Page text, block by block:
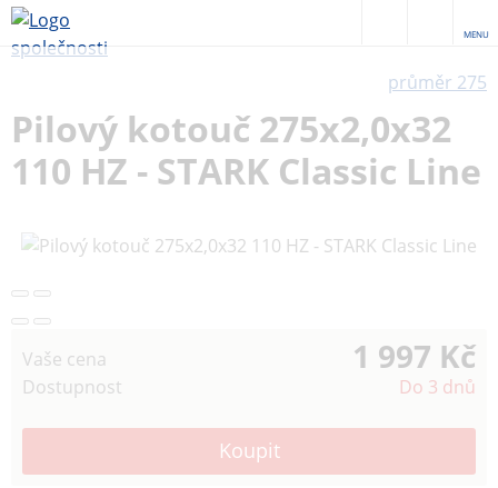
MENU
průměr 275
Pilový kotouč 275x2,0x32
110 HZ - STARK Classic Line
Vaše cena 1 997 Kč
Dostupnost Do 3 dnů